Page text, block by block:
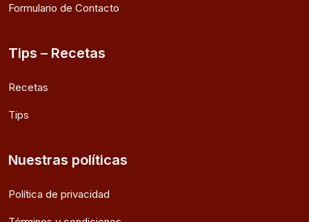
Formulario de Contacto
Tips – Recetas
Recetas
Tips
Nuestras políticas
Política de privacidad